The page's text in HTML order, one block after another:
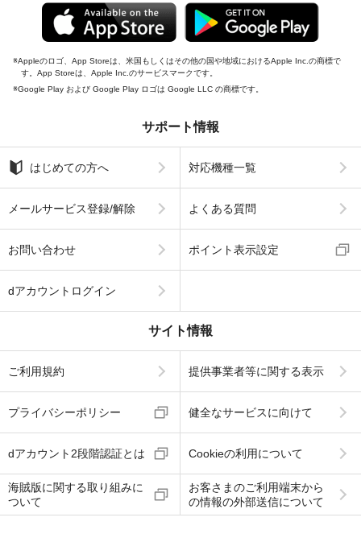
Appleのロゴ、App Storeは、米国もしくはその他の国や地域におけるApple Inc.の商標で
す。App Storeは、Apple Inc.のサービスマークです。
Google Play および Google Play ロゴは Google LLC の商標です。
サポート情報
はじめての方へ 対応機種一覧
メールサービス登録/解除 よくある質問
お問い合わせ ポイント表示設定
dアカウントログイン
サイト情報
ご利用規約 提供事業者等に関する表示
プライバシーポリシー 健全なサービスに向けて
dアカウント2段階認証とは Cookieの利用について
海賊版に関する取り組みに
ついて
お客さまのご利用端末から
の情報の外部送信について